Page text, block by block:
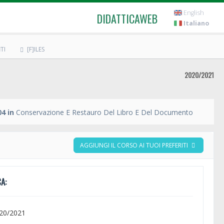
DIDATTICAWEB
English
Italiano
[F]ILES
2020/2021
in Conservazione E Restauro Del Libro E Del Documento
AGGIUNGI IL CORSO AI TUOI PREFERITI
2021